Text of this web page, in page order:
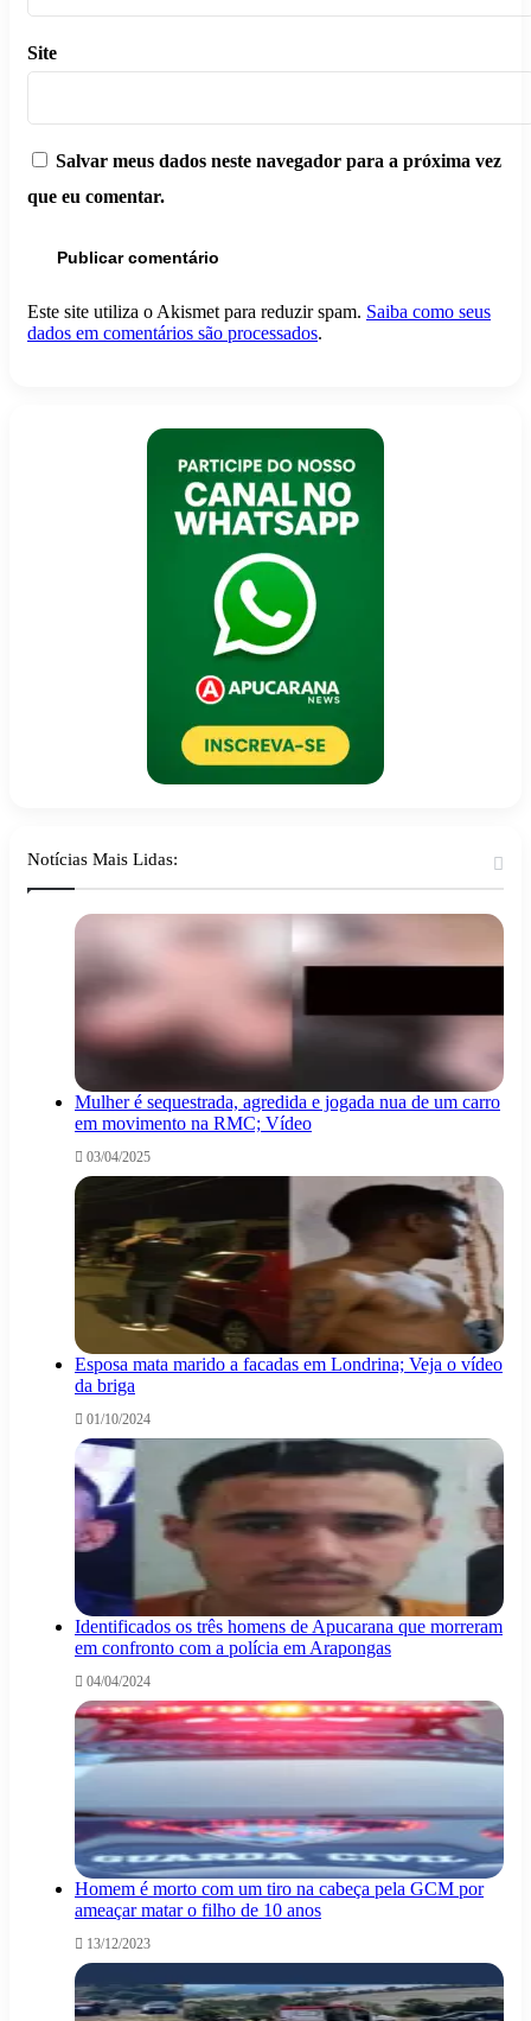
Site
Salvar meus dados neste navegador para a próxima vez
que eu comentar.
Este site utiliza o Akismet para reduzir spam. Saiba como seus
dados em comentários são processados.
Notícias Mais Lidas:
Mulher é sequestrada, agredida e jogada nua de um carro
em movimento na RMC; Vídeo
03/04/2025
Esposa mata marido a facadas em Londrina; Veja o vídeo
da briga
01/10/2024
Identificados os três homens de Apucarana que morreram
em confronto com a polícia em Arapongas
04/04/2024
Homem é morto com um tiro na cabeça pela GCM por
ameaçar matar o filho de 10 anos
13/12/2023